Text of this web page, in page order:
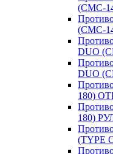
(CMC-
(CMC-
DUO
DUO
180)
180)
(TYPE